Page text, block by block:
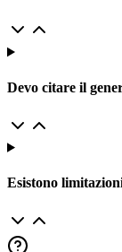
Devo citare il
Esistono